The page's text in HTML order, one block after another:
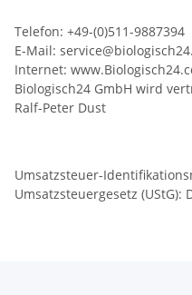
Telefon: +49-(0)511-9887394
E-Mail:
Internet:
Biologisch24 GmbH wird
Ralf-Peter Dust
Umsatzsteuer-
Umsatzsteuergesetz (UStG):